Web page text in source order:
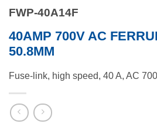
FWP-40A14F
40AMP 700V AC
50.8MM
Fuse-link, high speed, 40 A, AC